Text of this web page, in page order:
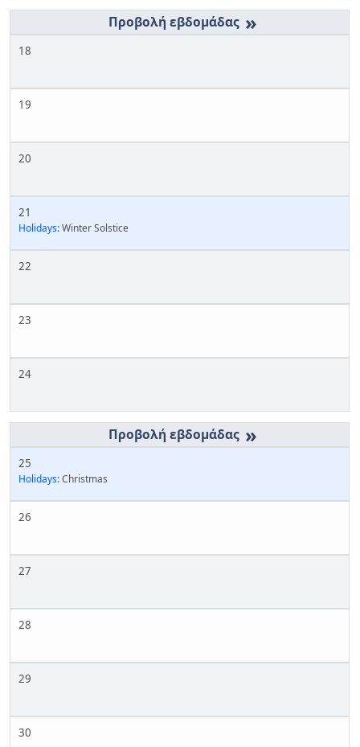
»
18
19
20
21
Holidays:Winter Solstice
22
23
24
»
25
Holidays:Christmas
26
27
28
29
30